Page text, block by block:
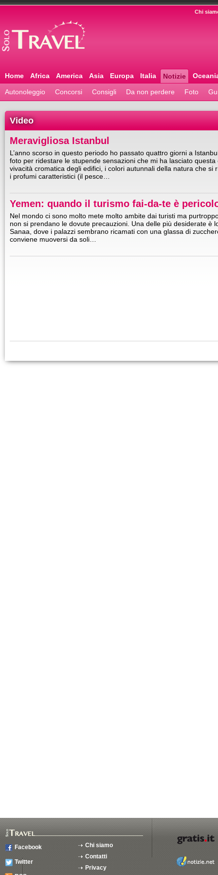
Chi
Home Africa America Asia Europa Italia Notizie
Autonoleggio Concorsi Consigli Da non perdere Foto
Video
Meravigliosa Istanbul
L’anno scorso in questo periodo ho passato quattro giorni a
foto per ridestare le stupende sensazioni che mi ha lasciato
vivacità cromatica degli edifici, i colori autunnali della natura che si
i profumi caratteristici (il pesce…
Yemen: quando il turismo fai-da-te è
Nel mondo ci sono molto mete molto ambite dai turisti ma
non si prendano le dovute precauzioni. Una delle più desiderate è
Sanaa, dove i palazzi sembrano ricamati con una glassa di
conviene muoversi da soli…
Facebook
Twitter
Chi siamo
Contatti
Privacy